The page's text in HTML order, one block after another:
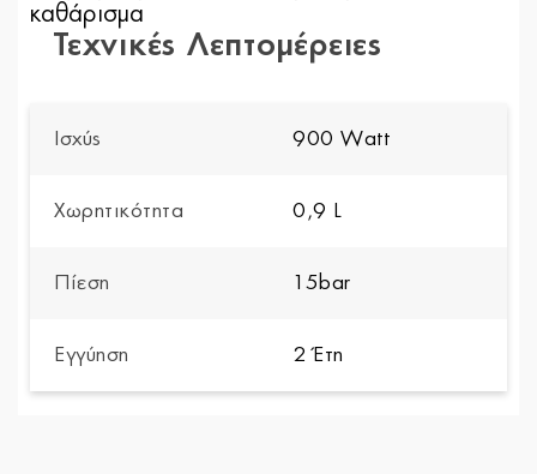
καθάρισµα
Τεχνικές Λεπτομέρειες
Ισχύς 900 Watt
Χωρητικότητα 0,9 L
Πίεση 15bar
Εγγύηση 2 Έτη